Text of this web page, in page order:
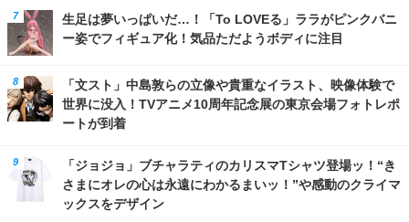
生足は夢いっぱいだ…！「To LOVEる」ララがピンクバニ
ー姿でフィギュア化！気品ただようボディに注目
「文スト」中島敦らの立像や貴重なイラスト、映像体験で
世界に没入！TVアニメ10周年記念展の東京会場フォトレポ
ートが到着
「ジョジョ」ブチャラティのカリスマTシャツ登場ッ！“き
さまにオレの心は永遠にわかるまいッ！”や感動のクライマ
ックスをデザイン